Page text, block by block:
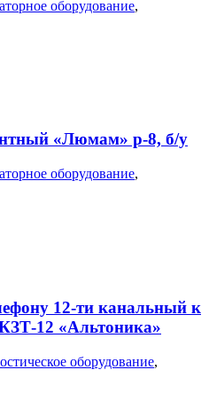
оборудование,
«Люмам» р-8, б/у
оборудование,
12-ти канальный к
12 «Альтоника»
оборудование,